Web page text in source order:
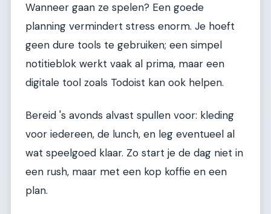
Wanneer gaan ze spelen? Een goede
planning vermindert stress enorm. Je hoeft
geen dure tools te gebruiken; een simpel
notitieblok werkt vaak al prima, maar een
digitale tool zoals Todoist kan ook helpen.
Bereid 's avonds alvast spullen voor: kleding
voor iedereen, de lunch, en leg eventueel al
wat speelgoed klaar. Zo start je de dag niet in
een rush, maar met een kop koffie en een
plan.